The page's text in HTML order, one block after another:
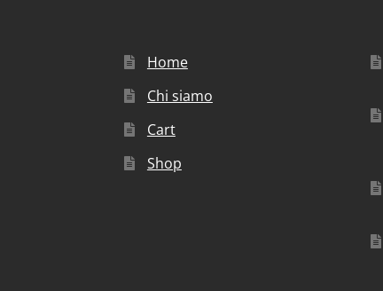
Home
Chi siamo
Cart
Shop